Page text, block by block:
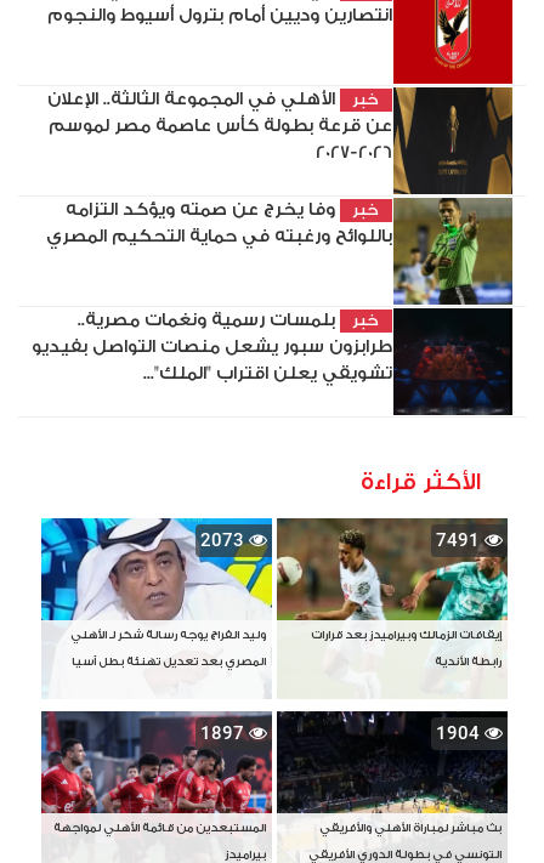
انتصارين وديين أمام بترول أسيوط والنجوم
خبر
الأهلي في المجموعة الثالثة.. الإعلان
عن قرعة بطولة كأس عاصمة مصر لموسم
2026-2027
خبر
وفا يخرج عن صمته ويؤكد التزامه
باللوائح ورغبته في حماية التحكيم المصري
خبر
بلمسات رسمية ونغمات مصرية..
طرابزون سبور يشعل منصات التواصل بفيديو
تشويقي يعلن اقتراب "الملك"...
الأكثر قراءة
7491
إيقافات الزمالك وبيراميدز بعد قرارات
رابطة الأندية
2073
وليد الفراج يوجه رسالة شكر لـ الأهلي
المصري بعد تعديل تهنئة بطل آسيا
1904
بث مباشر لمباراة الأهلي والأفريقي
التونسي في بطولة الدوري الأفريقي
1897
المستبعدين من قائمة الأهلي لمواجهة
بيراميدز